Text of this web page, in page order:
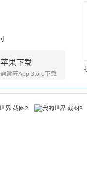
苹果下载
需跳转App Store下载